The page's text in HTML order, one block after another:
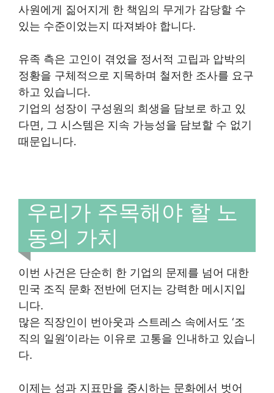
사원에게 짊어지게 한 책임의 무게가 감당할 수
있는 수준이었는지 따져봐야 합니다.
유족 측은 고인이 겪었을 정서적 고립과 압박의
정황을 구체적으로 지목하며 철저한 조사를 요구
하고 있습니다.
기업의 성장이 구성원의 희생을 담보로 하고 있
다면, 그 시스템은 지속 가능성을 담보할 수 없기
때문입니다.
우리가 주목해야 할 노
동의 가치
이번 사건은 단순히 한 기업의 문제를 넘어 대한
민국 조직 문화 전반에 던지는 강력한 메시지입
니다.
많은 직장인이 번아웃과 스트레스 속에서도 ‘조
직의 일원’이라는 이유로 고통을 인내하고 있습니
다.
이제는 성과 지표만을 중시하는 문화에서 벗어